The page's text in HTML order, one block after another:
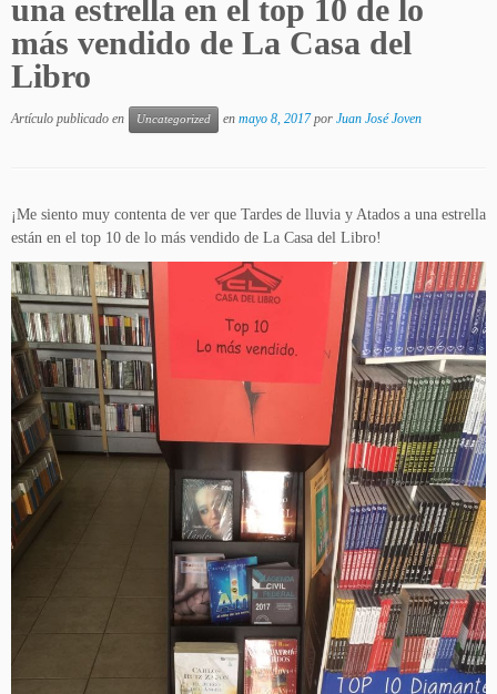
una estrella en el top 10 de lo
más vendido de La Casa del
Libro
Artículo publicado en Uncategorized en mayo 8, 2017 por Juan José Joven
¡Me siento muy contenta de ver que Tardes de lluvia y Atados a una estrella
están en el top 10 de lo más vendido de La Casa del Libro!